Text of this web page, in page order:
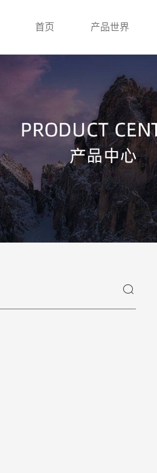
首页 产品世界